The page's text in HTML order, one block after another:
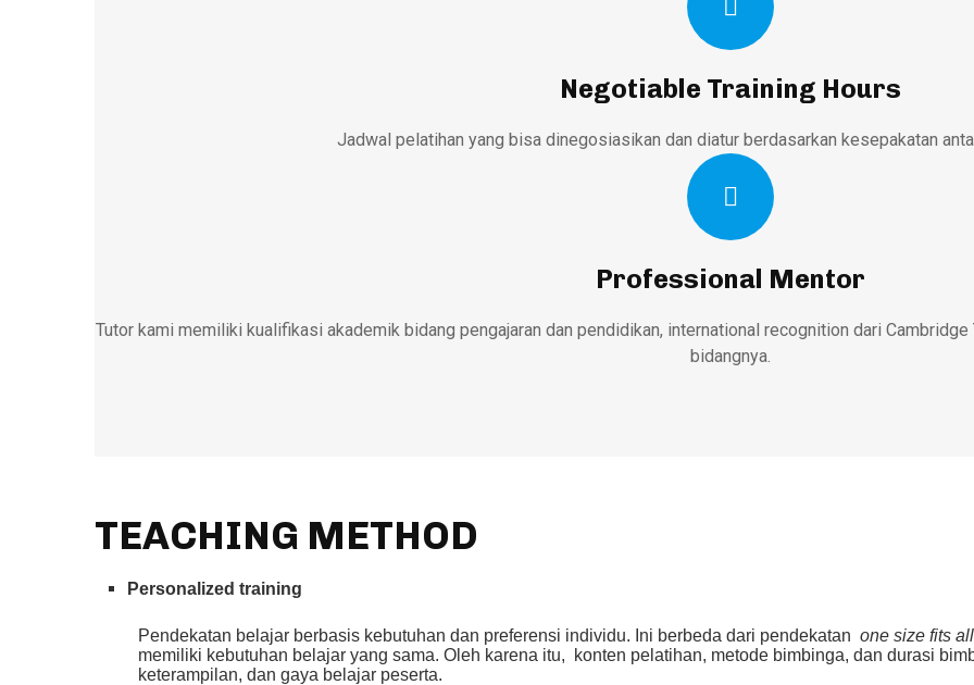
Negotiable Training Hours
Jadwal pelatihan yang bisa dinegosiasikan dan diatur berdasarkan kesepakatan
Professional Mentor
Tutor kami memiliki kualifikasi akademik bidang pengajaran dan pendidikan, international recognition dari
bidangnya.
TEACHING METHOD
Personalized training
Pendekatan belajar berbasis kebutuhan dan preferensi individu. Ini berbeda dari pendekatan one size fits all
memiliki kebutuhan belajar yang sama. Oleh karena itu, konten pelatihan, metode bimbinga, dan durasi
keterampilan, dan gaya belajar peserta.